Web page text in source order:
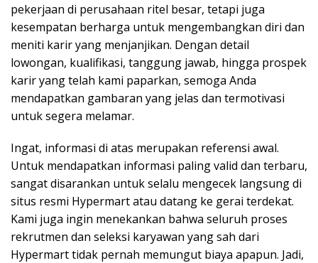
pekerjaan di perusahaan ritel besar, tetapi juga
kesempatan berharga untuk mengembangkan diri dan
meniti karir yang menjanjikan. Dengan detail
lowongan, kualifikasi, tanggung jawab, hingga prospek
karir yang telah kami paparkan, semoga Anda
mendapatkan gambaran yang jelas dan termotivasi
untuk segera melamar.
Ingat, informasi di atas merupakan referensi awal.
Untuk mendapatkan informasi paling valid dan terbaru,
sangat disarankan untuk selalu mengecek langsung di
situs resmi Hypermart atau datang ke gerai terdekat.
Kami juga ingin menekankan bahwa seluruh proses
rekrutmen dan seleksi karyawan yang sah dari
Hypermart tidak pernah memungut biaya apapun. Jadi,